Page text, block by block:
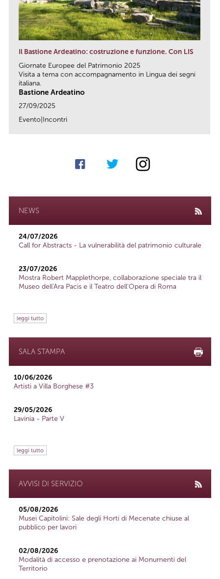
Il Bastione Ardeatino: costruzione e funzione. Con LIS
Giornate Europee del Patrimonio 2025
Visita a tema con accompagnamento in Lingua dei segni
italiana.
Bastione Ardeatino
27/09/2025
Evento|Incontri
NEWS
24/07/2026
Call for Abstracts - La vulnerabilità del patrimonio culturale
23/07/2026
Mostra Robert Mapplethorpe, collaborazione speciale tra il
Museo dell'Ara Pacis e il Teatro dell'Opera di Roma
leggi tutto
SALA STAMPA
10/06/2026
Artisti a Villa Borghese #3
29/05/2026
Lavinia - Parte V
leggi tutto
AVVISI DI SERVIZIO
05/08/2026
Musei Capitolini: Sale degli Horti di Mecenate chiuse al
pubblico per lavori
02/08/2026
Modalità di accesso e prenotazione ai Monumenti del
Territorio